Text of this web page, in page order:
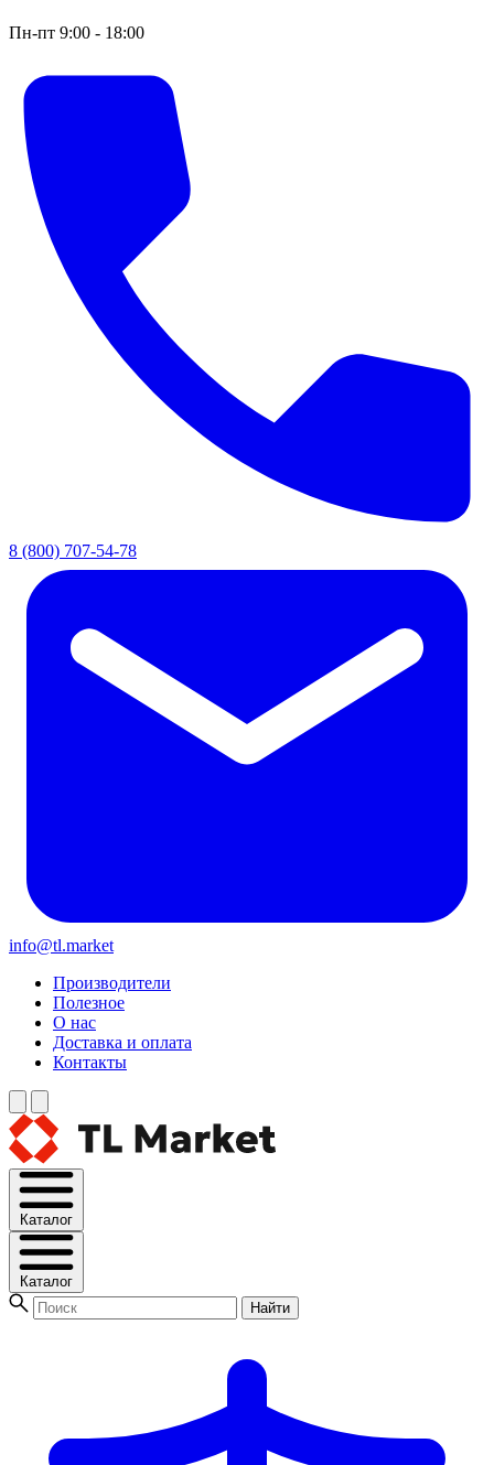
Пн-пт 9:00 - 18:00
8 (800) 707-54-78
info@tl.market
Производители
Полезное
О нас
Доставка и оплата
Контакты
Каталог
Каталог
Найти